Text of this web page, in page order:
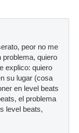
peor no me
problema, quiero
explico: quiero
su lugar (cosa
en level beats
el problema
level beats,